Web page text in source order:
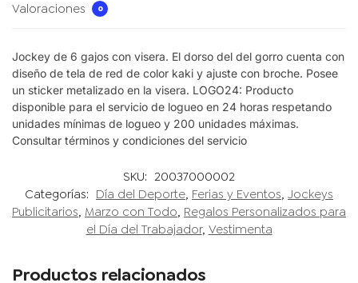
Valoraciones 0
Jockey de 6 gajos con visera. El dorso del del gorro cuenta con
diseño de tela de red de color kaki y ajuste con broche. Posee
un sticker metalizado en la visera. LOGO24: Producto
disponible para el servicio de logueo en 24 horas respetando
unidades mínimas de logueo y 200 unidades máximas.
Consultar términos y condiciones del servicio
SKU: 20037000002
Categorías: Día del Deporte, Ferias y Eventos, Jockeys
Publicitarios, Marzo con Todo, Regalos Personalizados para
el Día del Trabajador, Vestimenta
Productos relacionados